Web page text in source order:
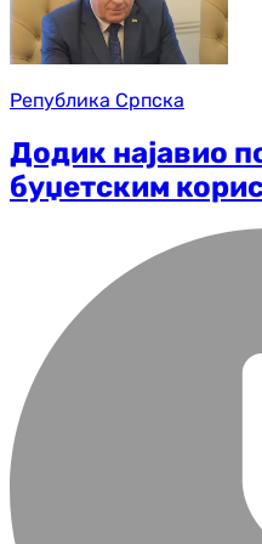
Република Српска
Додик најавио
буџетским